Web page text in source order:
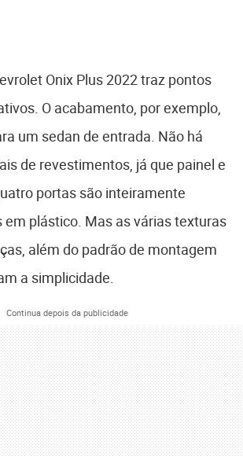
Onix Plus 2022 traz pontos
O acabamento, por exemplo,
um sedan de entrada. Não há
de revestimentos, já que painel e
portas são inteiramente
plástico. Mas as várias texturas
além do padrão de montagem
a simplicidade.
Continua depois da publicidade